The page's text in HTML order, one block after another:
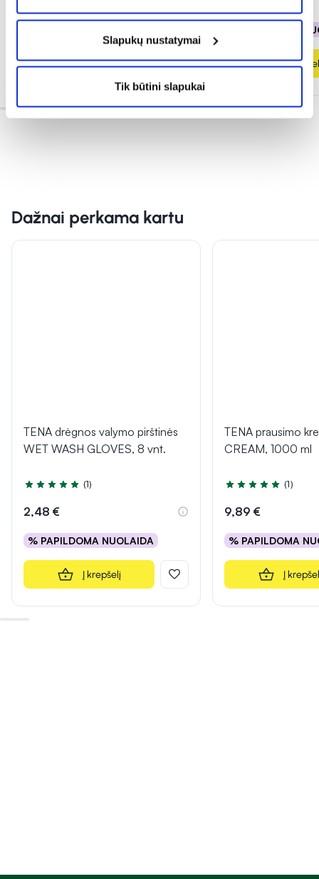
Slapukų nustatymai
Tik būtini slapukai
Į krepšelį
% PAPILDOMA
Į
Dažnai perkama kartu
TENA drėgnos valymo pirštinės
WET WASH GLOVES, 8 vnt.
Įvertinimas 5.0 iš 5
(1)
2,48 €
% PAPILDOMA NUOLAIDA
Į krepšelį
TENA prausimo
CREAM, 1000 ml
Įvertinimas 5.0 iš 5
(1)
9,89 €
% PAPILDOMA
Į